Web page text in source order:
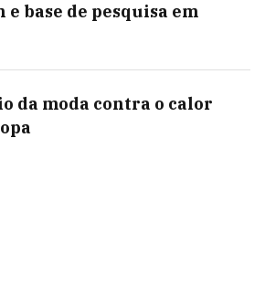
e base de pesquisa em
da moda contra o calor